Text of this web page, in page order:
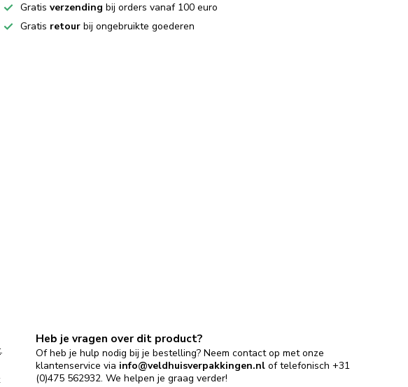
Gratisverzending bij orders vanaf 100 euro
Gratis retour bij ongebruikte goederen
.
Heb je vragen over dit product?
Of heb je hulp nodig bij je bestelling? Neem contact op met onze
klantenservice via info@veldhuisverpakkingen.nl of telefonisch +31
(0)475 562932. We helpen je graag verder!